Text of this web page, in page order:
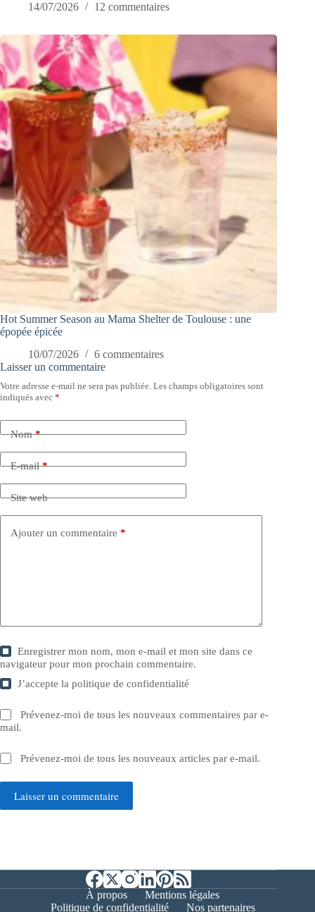
14/07/2026
12 commentaires
Hot Summer Season au Mama Shelter de Toulouse : une
épopée épicée
10/07/2026
6 commentaires
Laisser un commentaire
Votre adresse e-mail ne sera pas publiée. Les champs obligatoires sont
indiqués avec *
Nom*
E-mail*
Site web
Ajouter un commentaire *
Enregistrer mon nom, mon e-mail et mon site dans ce
navigateur pour mon prochain commentaire.
J’accepte lapolitique de confidentialité
Prévenez-moi de tous les nouveaux commentaires par e-
mail.
Prévenez-moi de tous les nouveaux articles par e-mail.
Laisser un commentaire
À propos
Mentions légales
Politique de confidentialité
Nos partenaires